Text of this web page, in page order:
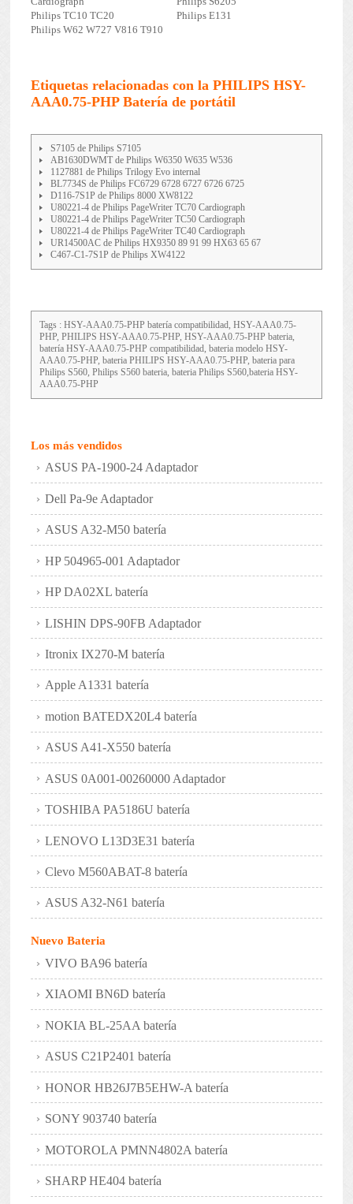
Philips TC10 TC20
Philips E131
Philips W62 W727 V816 T910
Etiquetas relacionadas con la PHILIPS HSY-
AAA0.75-PHP Batería de portátil
S7105 de Philips S7105
AB1630DWMT de Philips W6350 W635 W536
1127881 de Philips Trilogy Evo internal
BL7734S de Philips FC6729 6728 6727 6726 6725
D116-7S1P de Philips 8000 XW8122
U80221-4 de Philips PageWriter TC70 Cardiograph
U80221-4 de Philips PageWriter TC50 Cardiograph
U80221-4 de Philips PageWriter TC40 Cardiograph
UR14500AC de Philips HX9350 89 91 99 HX63 65 67
C467-C1-7S1P de Philips XW4122
Tags : HSY-AAA0.75-PHP batería compatibilidad, HSY-AAA0.75-
PHP, PHILIPS HSY-AAA0.75-PHP, HSY-AAA0.75-PHP bateria,
batería HSY-AAA0.75-PHP compatibilidad, bateria modelo HSY-
AAA0.75-PHP, bateria PHILIPS HSY-AAA0.75-PHP, bateria para
Philips S560, Philips S560 bateria, bateria Philips S560,bateria HSY-
AAA0.75-PHP
Los más vendidos
ASUS PA-1900-24 Adaptador
Dell Pa-9e Adaptador
ASUS A32-M50 batería
HP 504965-001 Adaptador
HP DA02XL batería
LISHIN DPS-90FB Adaptador
Itronix IX270-M batería
Apple A1331 batería
motion BATEDX20L4 batería
ASUS A41-X550 batería
ASUS 0A001-00260000 Adaptador
TOSHIBA PA5186U batería
LENOVO L13D3E31 batería
Clevo M560ABAT-8 batería
ASUS A32-N61 batería
Nuevo Bateria
VIVO BA96 batería
XIAOMI BN6D batería
NOKIA BL-25AA batería
ASUS C21P2401 batería
HONOR HB26J7B5EHW-A batería
SONY 903740 batería
MOTOROLA PMNN4802A batería
SHARP HE404 batería